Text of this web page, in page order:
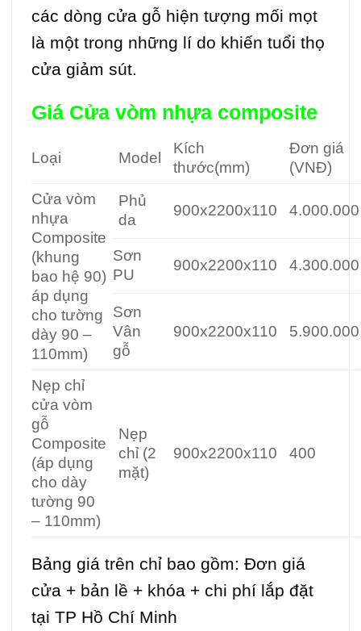
các dòng cửa gỗ hiện tượng mối mọt
là một trong những lí do khiến tuổi thọ
cửa giảm sút.
Giá Cửa vòm nhựa composite
Loại Model
Kích
thước(mm)
Đơn giá
(VNĐ)
Cửa vòm
nhựa
Composite
(khung
bao hệ 90)
áp dụng
cho tường
dày 90 –
110mm)
Phủ
da
900x2200x110 4.000.000
Sơn
PU
900x2200x110 4.300.000
Sơn
Vân
gỗ
900x2200x110 5.900.000
Nẹp chỉ
cửa vòm
gỗ
Composite
(áp dụng
cho dày
tường 90
– 110mm)
Nẹp
chỉ (2
mặt)
900x2200x110 400
Bảng giá trên chỉ bao gồm: Đơn giá
cửa + bản lề + khóa + chi phí lắp đặt
tại TP Hồ Chí Minh